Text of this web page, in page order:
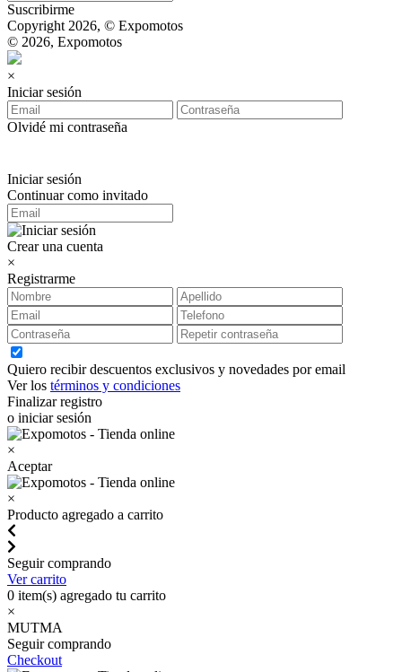
Suscribirme
Copyright 2026, © Expomotos
© 2026, Expomotos
×
Iniciar sesión
Olvidé mi contraseña
Iniciar sesión
Continuar como invitado
Crear una cuenta
×
Registrarme
Quiero recibir descuentos exclusivos y novedades por email
Ver los términos y condiciones
Finalizar registro
o iniciar sesión
×
Aceptar
×
Producto agregado a carrito
Seguir comprando
Ver carrito
0 item(s) agregado tu carrito
×
MUTMA
Seguir comprando
Checkout